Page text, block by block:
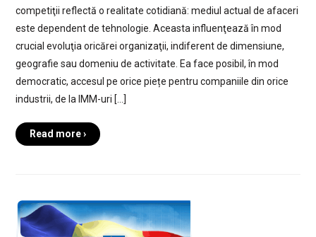
competiţii reflectă o realitate cotidiană: mediul actual de afaceri
este dependent de tehnologie. Aceasta influenţează în mod
crucial evoluţia oricărei organizaţii, indiferent de dimensiune,
geografie sau domeniu de activitate. Ea face posibil, în mod
democratic, accesul pe orice piețe pentru companiile din orice
industrii, de la IMM-uri […]
Read more ›